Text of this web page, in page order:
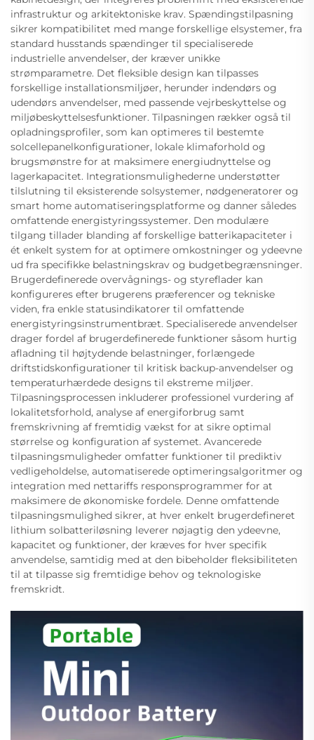
infrastruktur og arkitektoniske krav. Spændingstilpasning
sikrer kompatibilitet med mange forskellige elsystemer, fra
standard husstands spændinger til specialiserede
industrielle anvendelser, der kræver unikke
strømparametre. Det fleksible design kan tilpasses
forskellige installationsmiljøer, herunder indendørs og
udendørs anvendelser, med passende vejrbeskyttelse og
miljøbeskyttelsesfunktioner. Tilpasningen rækker også til
opladningsprofiler, som kan optimeres til bestemte
solcellepanelkonfigurationer, lokale klimaforhold og
brugsmønstre for at maksimere energiudnyttelse og
lagerkapacitet. Integrationsmulighederne understøtter
tilslutning til eksisterende solsystemer, nødgeneratorer og
smart home automatiseringsplatforme og danner således
omfattende energistyringssystemer. Den modulære
tilgang tillader blanding af forskellige batterikapaciteter i
ét enkelt system for at optimere omkostninger og ydeevne
ud fra specifikke belastningskrav og budgetbegrænsninger.
Brugerdefinerede overvågnings- og styreflader kan
konfigureres efter brugerens præferencer og tekniske
viden, fra enkle statusindikatorer til omfattende
energistyringsinstrumentbræt. Specialiserede anvendelser
drager fordel af brugerdefinerede funktioner såsom hurtig
afladning til højtydende belastninger, forlængede
driftstidskonfigurationer til kritisk backup-anvendelser og
temperaturhærdede designs til ekstreme miljøer.
Tilpasningsprocessen inkluderer professionel vurdering af
lokalitetsforhold, analyse af energiforbrug samt
fremskrivning af fremtidig vækst for at sikre optimal
størrelse og konfiguration af systemet. Avancerede
tilpasningsmuligheder omfatter funktioner til prediktiv
vedligeholdelse, automatiserede optimeringsalgoritmer og
integration med nettariffs responsprogrammer for at
maksimere de økonomiske fordele. Denne omfattende
tilpasningsmulighed sikrer, at hver enkelt brugerdefineret
lithium solbatteriløsning leverer nøjagtig den ydeevne,
kapacitet og funktioner, der kræves for hver specifik
anvendelse, samtidig med at den bibeholder fleksibiliteten
til at tilpasse sig fremtidige behov og teknologiske
fremskridt.